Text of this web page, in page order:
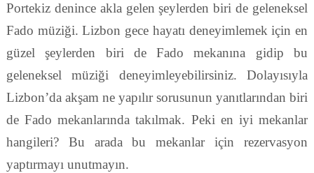
Portekiz denince akla gelen şeylerden biri de geleneksel
Fado müziği. Lizbon gece hayatı deneyimlemek için en
güzel şeylerden biri de Fado mekanına gidip bu
geleneksel müziği deneyimleyebilirsiniz. Dolayısıyla
Lizbon’da akşam ne yapılır sorusunun yanıtlarından biri
de Fado mekanlarında takılmak. Peki en iyi mekanlar
hangileri? Bu arada bu mekanlar için rezervasyon
yaptırmayı unutmayın.